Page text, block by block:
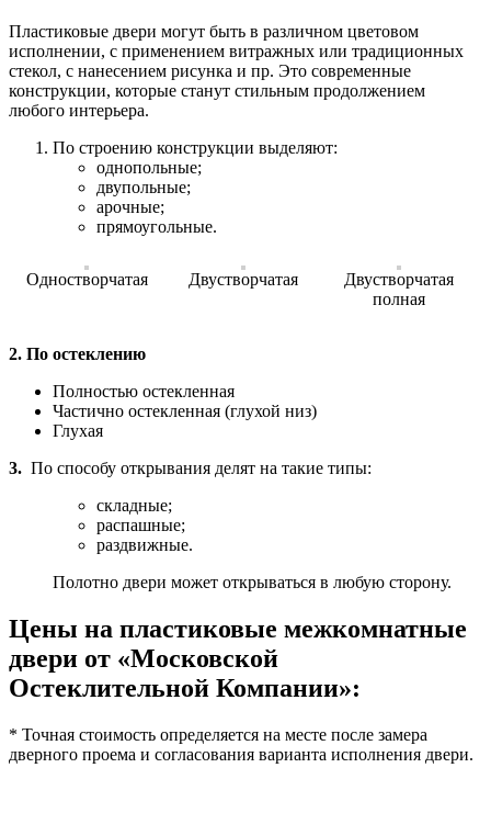
Пластиковые двери могут быть в различном цветовом
исполнении, с применением витражных или традиционных
стекол, с нанесением рисунка и пр. Это современные
конструкции, которые станут стильным продолжением
любого интерьера.
По строению конструкции выделяют:
однопольные;
двупольные;
арочные;
прямоугольные.
Одностворчатая Двустворчатая
Двустворчатая
полная
2. По остеклению
Полностью остекленная
Частично остекленная (глухой низ)
Глухая
3. По способу открывания делят на такие типы:
складные;
распашные;
раздвижные.
Полотно двери может открываться в любую сторону.
Цены на пластиковые межкомнатные
двери от «Московской
Остеклительной Компании»:
* Точная стоимость определяется на месте после замера
дверного проема и согласования варианта исполнения двери.